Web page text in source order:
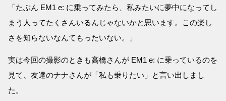
「たぶん EM1 e: に乗ってみたら、私みたいに夢中になってし
まう人ってたくさんいるんじゃないかと思います。この楽し
さを知らないなんてもったいない。」
実は今回の撮影のときも高橋さんが EM1 e: に乗っているのを
見て、友達のナナさんが「私も乗りたい」と言い出しまし
た。